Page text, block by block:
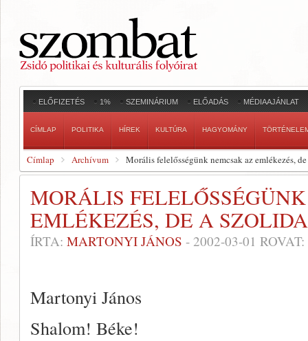
ELŐFIZETÉS 1% SZEMINÁRIUM ELŐADÁS MÉDIAAJÁNLAT
CÍMLAP POLITIKA HÍREK KULTÚRA HAGYOMÁNY
Címlap Archívum Morális felelősségünk nemcsak az emlékezés,
MORÁLIS
EMLÉKEZÉS, DE A
ÍRTA: MARTONYI JÁNOS - 2002-03-01 ROVAT:
Martonyi János
Shalom! Béke!